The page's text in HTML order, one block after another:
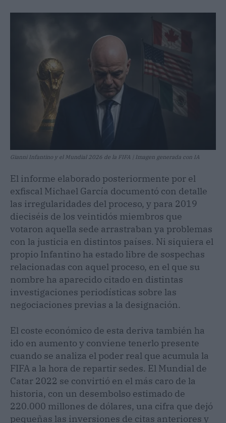
Gianni Infantino y el Mundial 2026 de la FIFA | Imagen generada con IA
El informe elaborado posteriormente por el
exfiscal Michael García documentó con detalle
las irregularidades del proceso, y para 2019
dieciséis de los veintidós miembros que
votaron aquella sede arrastraban ya problemas
con la justicia en distintos países. Ni siquiera el
propio Infantino ha estado libre de sospechas
relacionadas con aquel proceso, en el que su
nombre ha aparecido citado en distintas
investigaciones periodísticas sobre las
negociaciones previas a la designación.
El coste económico de esta deriva también ha
ido en aumento y conviene tenerlo presente
cuando se analiza el poder real que acumula la
FIFA a la hora de repartir sedes. El Mundial de
Catar 2022 se convirtió en el más caro de la
historia, con un desembolso estimado de
220.000 millones de dólares, una cifra que dejó
pequeñas las inversiones de citas anteriores y